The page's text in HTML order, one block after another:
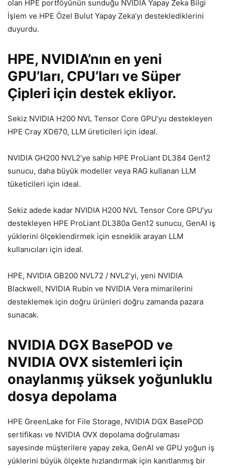
olan HPE portföyünün sunduğu NVIDIA Yapay Zeka Bilgi
İşlem ve HPE Özel Bulut Yapay Zeka’yı desteklediklerini
duyurdu.
HPE, NVIDIA’nın en yeni
GPU’ları, CPU’ları ve Süper
Çipleri için destek ekliyor.
Sekiz NVIDIA H200 NVL Tensor Core GPU’yu destekleyen
HPE Cray XD670, LLM üreticileri için ideal.
NVIDIA GH200 NVL2’ye sahip HPE ProLiant DL384 Gen12
sunucu, daha büyük modeller veya RAG kullanan LLM
tüketicileri için ideal.
Sekiz adede kadar NVIDIA H200 NVL Tensor Core GPU’yu
destekleyen HPE ProLiant DL380a Gen12 sunucu, GenAI iş
yüklerini ölçeklendirmek için esneklik arayan LLM
kullanıcıları için ideal.
HPE, NVIDIA GB200 NVL72 / NVL2’yi, yeni NVIDIA
Blackwell, NVIDIA Rubin ve NVIDIA Vera mimarilerini
desteklemek için doğru ürünleri doğru zamanda pazara
sunacak.
NVIDIA DGX BasePOD ve
NVIDIA OVX sistemleri için
onaylanmış yüksek yoğunluklu
dosya depolama
HPE GreenLake for File Storage, NVIDIA DGX BasePOD
sertifikası ve NVIDIA OVX depolama doğrulaması
sayesinde müşterilere yapay zeka, GenAI ve GPU yoğun iş
yüklerini büyük ölçekte hızlandırmak için kanıtlanmış bir